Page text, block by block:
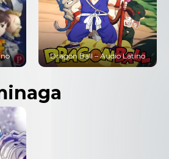
Dragon Ball – Audio Latino